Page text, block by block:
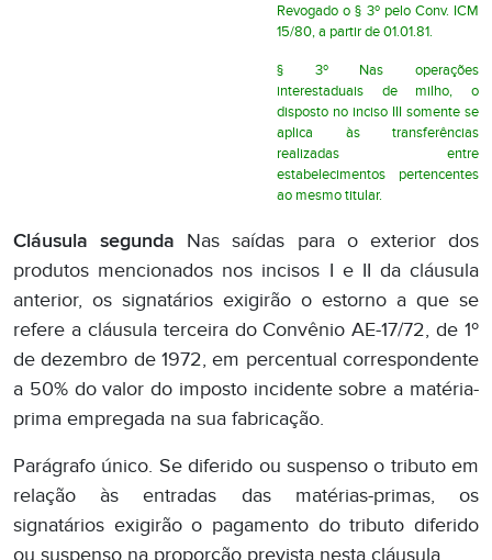
Revogado o § 3º pelo Conv. ICM
15/80, a partir de 01.01.81.
§ 3º Nas operações
interestaduais de milho, o
disposto no inciso III somente se
aplica às transferências
realizadas entre
estabelecimentos pertencentes
ao mesmo titular.
Cláusula segunda Nas saídas para o exterior dos
produtos mencionados nos incisos I e II da cláusula
anterior, os signatários exigirão o estorno a que se
refere a cláusula terceira do Convênio AE-17/72, de 1º
de dezembro de 1972, em percentual correspondente
a 50% do valor do imposto incidente sobre a matéria-
prima empregada na sua fabricação.
Parágrafo único. Se diferido ou suspenso o tributo em
relação às entradas das matérias-primas, os
signatários exigirão o pagamento do tributo diferido
ou suspenso na proporção prevista nesta cláusula.